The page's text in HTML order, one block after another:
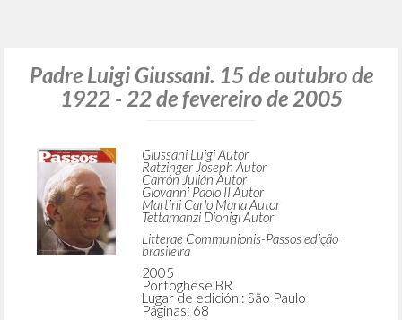
Padre Luigi Giussani. 15 de outubro de
1922 - 22 de fevereiro de 2005
Giussani Luigi Autor
Ratzinger Joseph Autor
Carrón Julián Autor
Giovanni Paolo II Autor
Martini Carlo Maria Autor
Tettamanzi Dionigi Autor
Litterae Communionis-Passos edição
brasileira
2005
Portoghese BR
Lugar de edición : São Paulo
Páginas: 68